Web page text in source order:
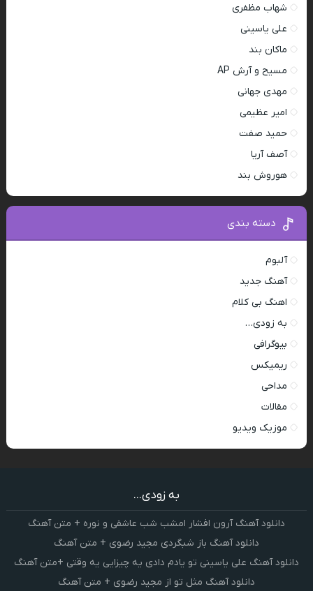
شهاب مظفری
علی یاسینی
ماکان بند
مسیح و آرش AP
مهدی جهانی
امیر عظیمی
حمید صفت
آصف آریا
هوروش بند
دسته بندی
آلبوم
آهنگ جدید
اهنگ بی کلام
به زودی…
بیوگرافی
ریمیکس
مداحی
مقالات
موزیک ویدیو
به زودی...
دانلود آهنگ آرون افشار امشب شب عاشقی و نوره + متن آهنگ
دانلود آهنگ باز شبگردی مجید رضوی + متن آهنگ
دانلود آهنگ علی یاسینی تو یادم دادی یه چیزایی یه وقتی +متن آهنگ
دانلود آهنگ مثل تو از مجید رضوی + متن آهنگ